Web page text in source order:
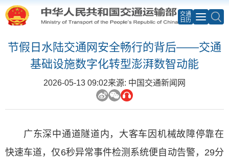
交通
日历
节假日水陆交通网安全畅行的背后——交通
基础设施数字化转型澎湃数智动能
2026-05-13 09:02来源: 中国交通新闻网
广东深中通道隧道内，大客车因机械故障停靠在
快速车道，仅6秒异常事件检测系统便自动告警，29分